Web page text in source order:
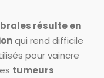
résulte en
qui rend difficile
pour vaincre
tumeurs